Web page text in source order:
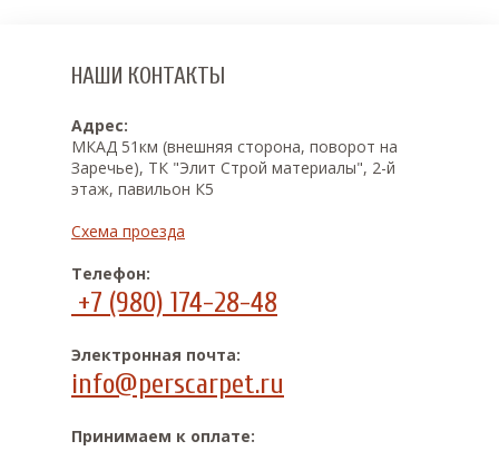
НАШИ КОНТАКТЫ
Адрес:
МКАД 51км (внешняя сторона, поворот на
Заречье), ТК "Элит Строй материалы", 2-й
этаж, павильон К5
Схема проезда
Телефон:
+7 (980) 174-28-48
Электронная почта:
info@perscarpet.ru
Принимаем к оплате: